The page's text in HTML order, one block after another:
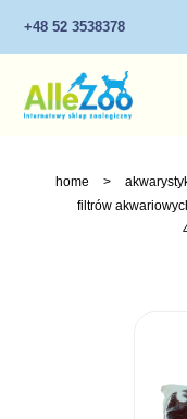
+48 52 3538378
home >
filtrów